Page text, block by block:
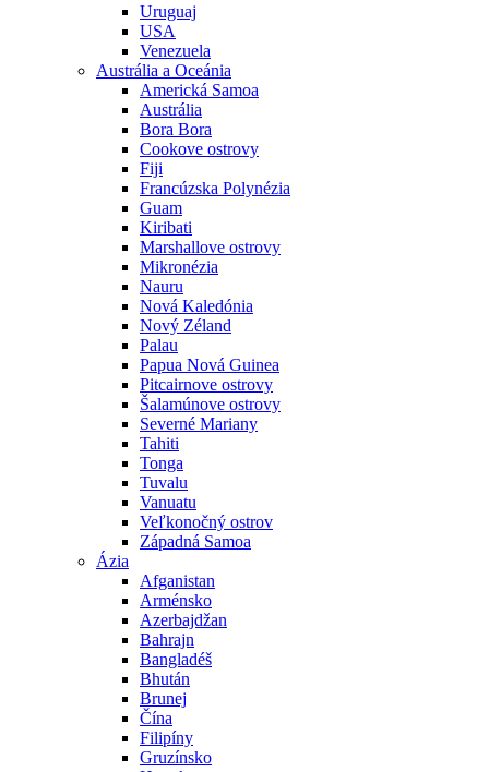
Uruguaj
USA
Venezuela
Austrália a Oceánia
Americká Samoa
Austrália
Bora Bora
Cookove ostrovy
Fiji
Francúzska Polynézia
Guam
Kiribati
Marshallove ostrovy
Mikronézia
Nauru
Nová Kaledónia
Nový Zéland
Palau
Papua Nová Guinea
Pitcairnove ostrovy
Šalamúnove ostrovy
Severné Mariany
Tahiti
Tonga
Tuvalu
Vanuatu
Veľkonočný ostrov
Západná Samoa
Ázia
Afganistan
Arménsko
Azerbajdžan
Bahrajn
Bangladéš
Bhután
Brunej
Čína
Filipíny
Gruzínsko